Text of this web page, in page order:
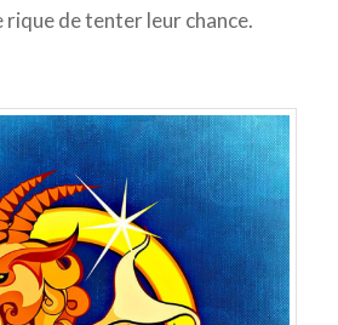
rique de tenter leur chance.